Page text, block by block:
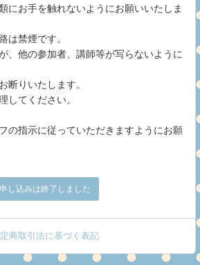
にお手を触れないようにお願いいたしま
は禁煙です。
、他の参加者、講師等が写らないように
断りいたします。
してください。
の指示に従っていただきますようにお願
申し込みは終了しました
商取引法に基づく表記